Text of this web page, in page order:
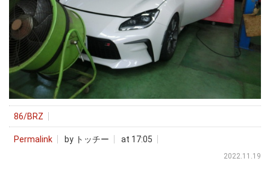
86/BRZ
Permalink by トッチー at 17:05
2022.11.19